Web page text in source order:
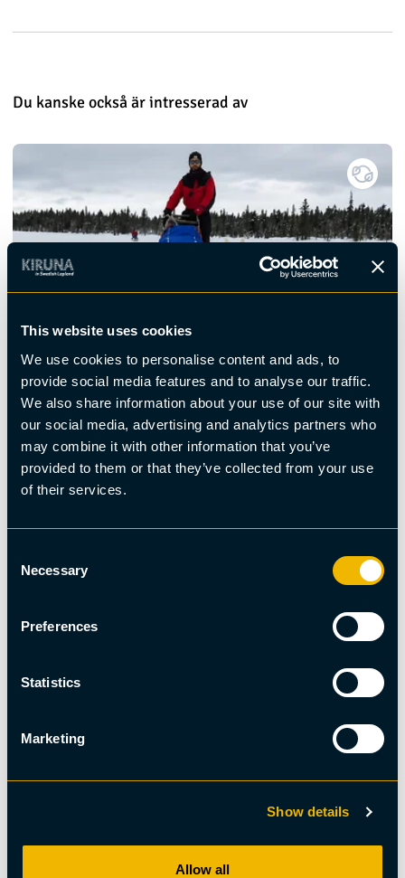
This website uses cookies
We use cookies to personalise content and ads, to
provide social media features and to analyse our traffic.
We also share information about your use of our site with
our social media, advertising and analytics partners who
may combine it with other information that you’ve
provided to them or that they’ve collected from your use
of their services.
Selection
Necessary
Preferences
Statistics
Marketing
Show details
Allow all
Du kanske också är intresserad av
Hållbarhetsmärkt, Hundspann